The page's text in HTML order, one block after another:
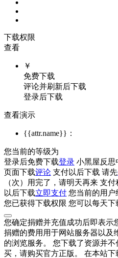
下载权限
查看
￥
免费下载
评论并刷新后下载
登录后下载
查看演示
{{attr.name}}：
您当前的等级为
登录后免费下载登录 小黑屋反思
页面下载评论 支付以后下载 请先
（次）用完了，请明天再来 支付
以后下载立即支付 您当前的用户
您已获得下载权限 您可以每天下
您确定捐赠并充值成功后即表示
捐赠的费用用于网站服务器以及
的浏览服务。 您下载了资源并
买，请购买官方正版。 在本站